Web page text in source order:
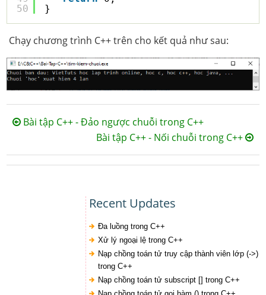
50
}
Chạy chương trình C++ trên cho kết quả như sau:
Bài tập C++ - Đảo ngược chuỗi trong C++
Bài tập C++ - Nối chuỗi trong C++
Recent Updates
Đa luồng trong C++
Xử lý ngoại lệ trong C++
Nạp chồng toán tử truy cập thành viên lớp (->)
trong C++
Nạp chồng toán tử subscript [] trong C++